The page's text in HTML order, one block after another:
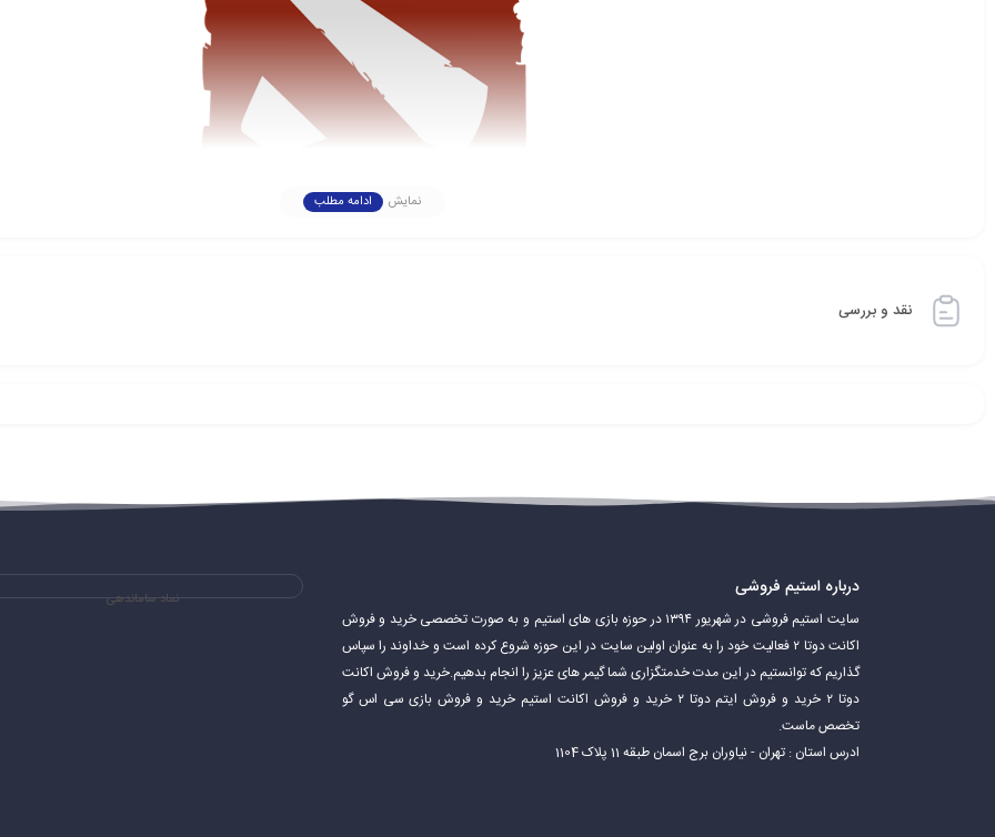
در بازی استفاده کنند.
محبوبیت اکانت دوتا 2
نمایش ادامه مطلب
نقد و بررسی
درباره استیم فروشی
سایت استیم فروشی در شهریور ۱۳۹۴ در حوزه بازی های استیم و به صورت تخصصی خرید و فروش
اکانت دوتا ۲ فعالیت خود را به عنوان اولین سایت در این حوزه شروع کرده است و خداوند را سپاس
گذاریم که توانستیم در این مدت خدمتگزاری شما گیمر های عزیز را انجام بدهیم.خرید و فروش اکانت
دوتا ۲ خرید و فروش ایتم دوتا ۲ خرید و فروش اکانت استیم خرید و فروش بازی سی اس گو
تخصص ماست.
ادرس استان : تهران - نیاوران برج اسمان طبقه 11 پلاک 1104
نماد ساماندهی